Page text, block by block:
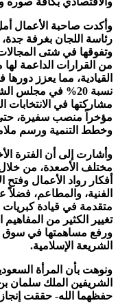
وأكدت صاحبة الأعمال
رئاسة اللجان بغرفة
وتفوقها في شتى
من القرارات الداعمة لها
القيادية، مما يعزز
مشاركتها في الانتخابات
مؤخراً منصب سفيرة،
وخطط التنمية ورسم
وأشارت إلى أن الفترة
مختلف الأصعدة، من
أفكار رواد الأعمال وفتح
الفنية، والمطاعم،
متقدمة في قيادة
تغيير الكثير من
ورفع مساهمتها في سوق
الشريعة الإسلامية.
ونوهت بأن المرأة
الشريفين الملك سلمان
حفظهما الله- حققت